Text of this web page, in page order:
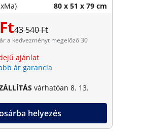
80 x 51 x 79 cm
43 540 Ft
a kedvezményt megelőző 30
ajánlat
ár garancia
várhatóan 8. 13.
helyezés